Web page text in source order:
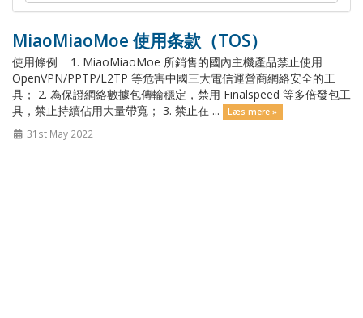
MiaoMiaoMoe 使用条款（TOS）
使用條例 1. MiaoMiaoMoe 所銷售的國內主機產品禁止使用
OpenVPN/PPTP/L2TP 等危害中國三大電信運營商網絡安全的工
具； 2. 為保證網絡數據包傳輸穩定，禁用 Finalspeed 等多倍發包工
具，禁止持續佔用大量帶寬； 3. 禁止在 ...
Læs mere »
31st May 2022